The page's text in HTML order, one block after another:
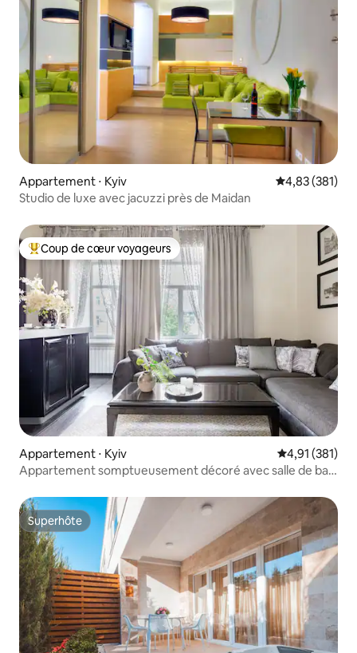
Appartement ⋅ Kyiv Évaluation
4,83 (381)
Studio de luxe avec jacuzzi près de Maidan
Coups de cœur voyageurs les plus appréciés
Coup de cœur voyageurs
Appartement ⋅ Kyiv Évaluation
4,91 (381)
Appartement somptueusement décoré avec salle de bain
Superhôte
Superhôte